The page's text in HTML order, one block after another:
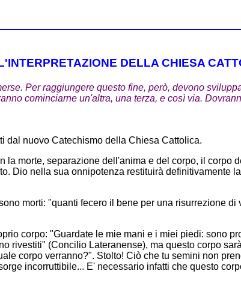
DELLA CHIESA
Per raggiungere questo fine, però, devono
cominciarne un'altra, una terza, e così via.
dal nuovo Catechismo della Chiesa Cattolica.
la morte, separazione dell'anima e del corpo, il corpo
Dio nella sua onnipotenza restituirà definitivamente
morti: "quanti fecero il bene per una risurrezione
corpo: "Guardate le mie mani e i miei piedi: sono
rivestiti" (Concilio Lateranense), ma questo corpo
corpo verranno?". Stolto! Ciò che tu semini non
incorruttibile... E' necessario infatti che questo